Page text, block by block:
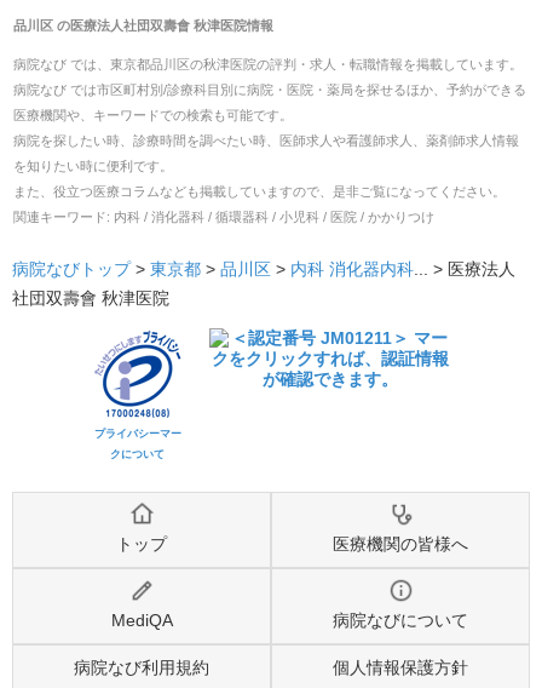
品川区の医療法人社団双壽會 秋津医院情報
病院なび では、 東京都品川区の秋津医院の評判・求人・転職情報を掲載しています。
病院なび では市区町村別/診療科目別に病院・医院・薬局を探せるほか、予約ができる
医療機関や、キーワードでの検索も可能です。
病院を探したい時、診療時間を調べたい時、医師求人や看護師求人、薬剤師求人情報
を知りたい時に便利です。
また、役立つ医療コラムなども掲載していますので、是非ご覧になってください。
関連キーワード: 内科 / 消化器科 / 循環器科 / 小児科 / 医院 / かかりつけ
病院なびトップ> 東京都 > 品川区 > 内科 消化器内科 ... > 医療法人
社団双壽會 秋津医院
プライバシーマー
クについて
トップ 医療機関の皆様へ
MediQA 病院なびについて
病院なび利用規約 個人情報保護方針